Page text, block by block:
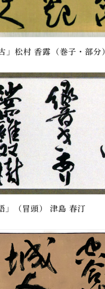
」松村 香露（巻子・部分）
」（冒頭） 津島 春汀